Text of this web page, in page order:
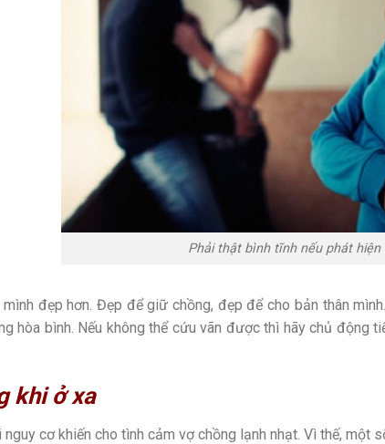
Phải thật bình tĩnh nếu phát
đẹp hơn. Đẹp để giữ chồng, đẹp để cho bản thân
hòa bình. Nếu không thể cứu vãn được thì hãy chủ
khi ở xa
nguy cơ khiến cho tình cảm vợ chồng lạnh nhạt. Vì thế,